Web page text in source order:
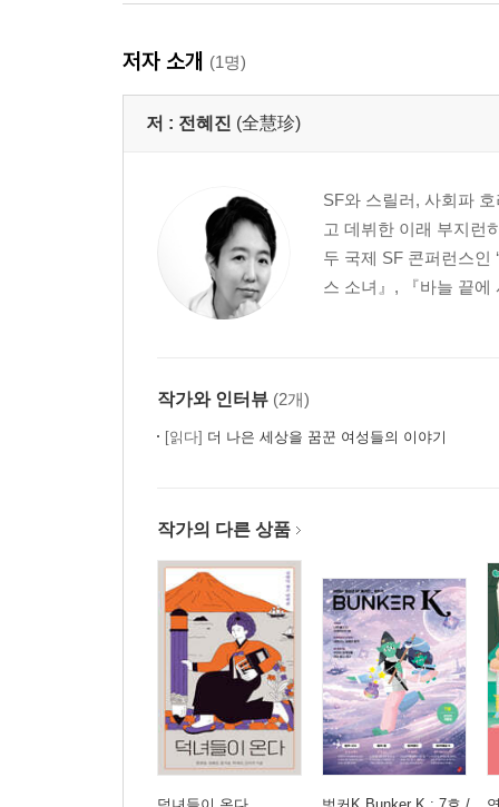
저자 소개 (1명)
저 : 전혜진 (全慧珍)
SF와 스릴러, 사회파
고 데뷔한 이래 부지런
두 국제 SF 콘퍼런스인
스 소녀』, 『바늘 끝에
작가와 인터뷰 (2개)
[읽다] 더 나은 세상을 꿈꾼 여성들의 이야기
작가의 다른 상품